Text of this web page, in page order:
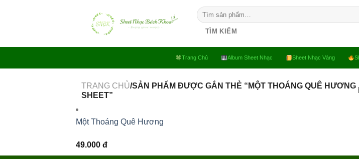
Tìm
kiếm:
TÌM KIẾM
Trang Chủ Album Sheet Nhạc Sheet Nhạc Vàng
TRANG CHỦ/SẢN PHẨM ĐƯỢC GẮN THẺ “MỘT THOÁNG QUÊ HƯƠNG
SHEET”
Một Thoáng Quê Hương
49.000 đ